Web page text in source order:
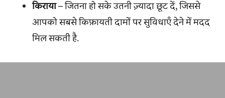
किराया– जितना हो सके उतनी ज़्यादा छूट दें, जिससे
आपको सबसे किफ़ायती दामों पर सुविधाएँ देने में मदद
मिल सकती है.